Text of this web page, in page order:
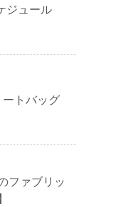
ジュール
トバッグ
ファブリッ